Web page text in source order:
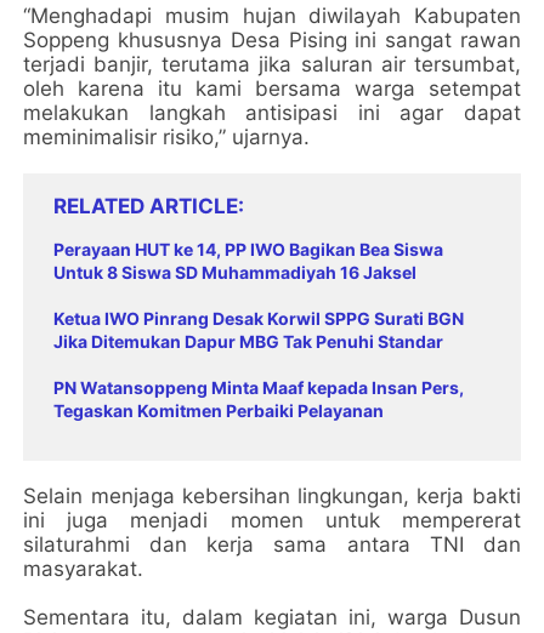
“Menghadapi musim hujan diwilayah Kabupaten
Soppeng khususnya Desa Pising ini sangat rawan
terjadi banjir, terutama jika saluran air tersumbat,
oleh karena itu kami bersama warga setempat
melakukan langkah antisipasi ini agar dapat
meminimalisir risiko,” ujarnya.
RELATED ARTICLE
Perayaan HUT ke 14, PP IWO Bagikan Bea Siswa
Untuk 8 Siswa SD Muhammadiyah 16 Jaksel
Ketua IWO Pinrang Desak Korwil SPPG Surati BGN
Jika Ditemukan Dapur MBG Tak Penuhi Standar
PN Watansoppeng Minta Maaf kepada Insan Pers,
Tegaskan Komitmen Perbaiki Pelayanan
Selain menjaga kebersihan lingkungan, kerja bakti
ini juga menjadi momen untuk mempererat
silaturahmi dan kerja sama antara TNI dan
masyarakat.
Sementara itu, dalam kegiatan ini, warga Dusun